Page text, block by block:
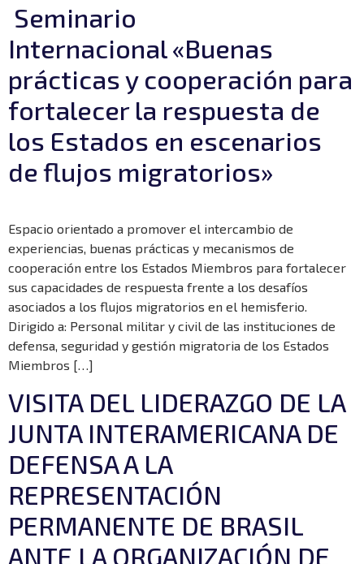
Seminario
Internacional «Buenas
prácticas y cooperación para
fortalecer la respuesta de
los Estados en escenarios
de flujos migratorios»
Espacio orientado a promover el intercambio de
experiencias, buenas prácticas y mecanismos de
cooperación entre los Estados Miembros para fortalecer
sus capacidades de respuesta frente a los desafíos
asociados a los flujos migratorios en el hemisferio.
Dirigido a: Personal militar y civil de las instituciones de
defensa, seguridad y gestión migratoria de los Estados
Miembros […]
VISITA DEL LIDERAZGO DE LA
JUNTA INTERAMERICANA DE
DEFENSA A LA
REPRESENTACIÓN
PERMANENTE DE BRASIL
ANTE LA ORGANIZACIÓN DE